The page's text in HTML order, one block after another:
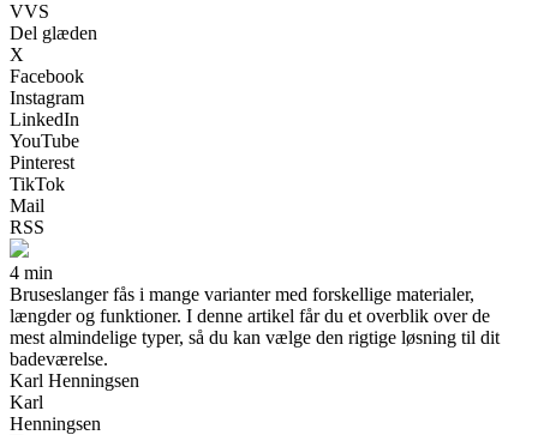
VVS
Del glæden
X
Facebook
Instagram
LinkedIn
YouTube
Pinterest
TikTok
Mail
RSS
4 min
Bruseslanger fås i mange varianter med forskellige materialer,
længder og funktioner. I denne artikel får du et overblik over de
mest almindelige typer, så du kan vælge den rigtige løsning til dit
badeværelse.
Karl Henningsen
Karl
Henningsen